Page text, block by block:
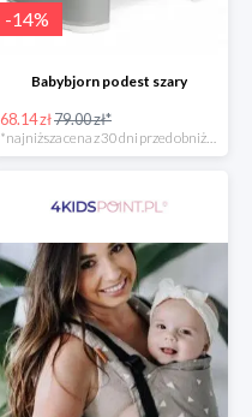
-14%
Babybjorn podest szary
68.14 zł79.00 zł*
*najniższa cena z 30 dni przed obniżką